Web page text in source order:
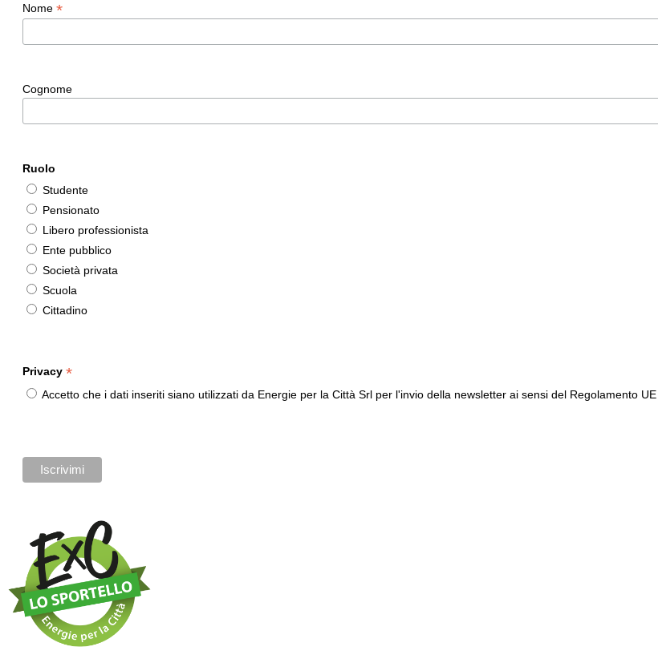
Nome *
Cognome
Ruolo
Studente
Pensionato
Libero professionista
Ente pubblico
Società privata
Scuola
Cittadino
Privacy *
Accetto che i dati inseriti siano utilizzati da Energie per la Città Srl per l'invio della newsletter ai sensi del Regolamento UE